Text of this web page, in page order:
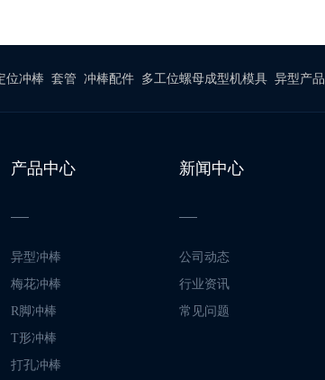
位冲棒 套管 冲棒配件 多工位螺母成型机模具 异型产
产品中心
异型冲棒
梅花冲棒
R脚冲棒
T形冲棒
打孔冲棒
新闻中心
公司动态
行业资讯
常见问题